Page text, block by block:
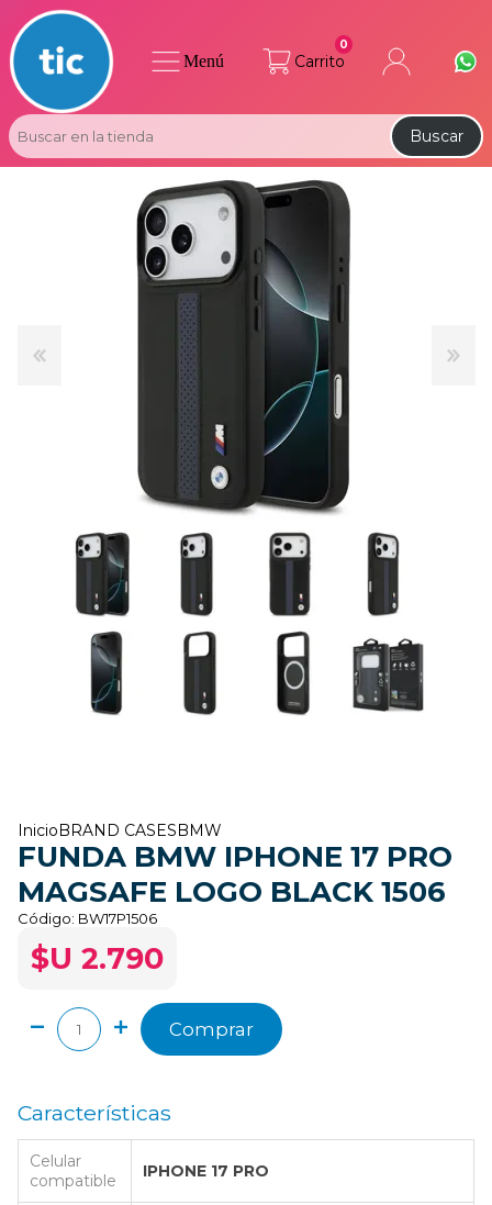
Carrito
0
Buscar
Menú
Inicio BRAND CASES BMW
FUNDA BMW IPHONE 17 PRO
MAGSAFE LOGO BLACK 1506
Código: BW17P1506
$U 2.790
Comprar
Características
Celular
compatible
IPHONE 17 PRO